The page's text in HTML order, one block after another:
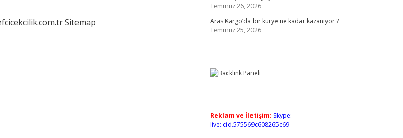
Sitemap
Temmuz 26, 2026
Aras Kargo’da bir kurye ne kadar kazanıyor ?
Temmuz 25, 2026
Reklam ve İletişim: Skype:
live:.cid.575569c608265c69